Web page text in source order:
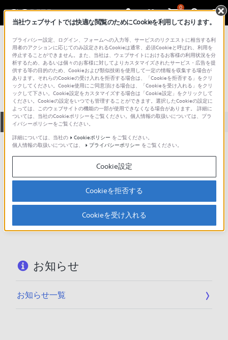
0
総合サポート・お問い合わせ PCV シリーズ
PCV-R50L4
全て ダウンロード 取扱説明書 Q&A
製品に関する重要なお知らせ
お知らせ
製品に関する重要なお知らせ
重要なお知らせ一覧
お知らせ
お知らせ一覧
当社ウェブサイトでは快適な閲覧のためにCookieを利用しております。
プライバシー設定、ログイン、フォームへの入力等、サービスのリクエストに相当する利
用者のアクションに応じてのみ設定されるCookieは通常、必須Cookieと呼ばれ、利用を
停止することができません。また、当社は、ウェブサイトにおけるお客様の利用状況を分
析するため、あるいは個々のお客様に対してよりカスタマイズされたサービス・広告を提
供する等の目的のため、Cookieおよび類似技術を使用して一定の情報を収集する場合が
あります。それらのCookieの受け入れを拒否する場合は、「Cookieを拒否する」をクリ
ックしてください。Cookie使用にご同意頂ける場合は、「Cookieを受け入れる」をクリ
ックして下さい。Cookie設定をカスタマイズする場合は「Cookie設定」をクリックして
ください。Cookieの設定をいつでも管理することができます。選択したCookieの設定に
よっては、このウェブサイトの機能の一部が使用できなくなる場合があります。 詳細に
ついては、当社のCookieポリシーをご覧ください。個人情報の取扱いについては、プラ
イバシーポリシーをご覧ください。
詳細については、当社の
Cookieポリシー をご覧ください。
個人情報の取扱いについては、
プライバシーポリシー をご覧ください。
Cookie設定
Cookieを拒否する
Cookieを受け入れる